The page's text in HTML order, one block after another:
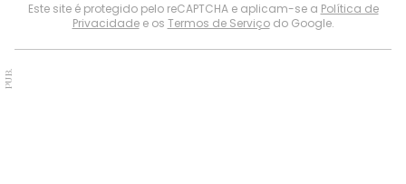
Este site é protegido pelo reCAPTCHA e aplicam-se a Política de
Privacidadee os Termos de Serviçodo Google.
PUB.